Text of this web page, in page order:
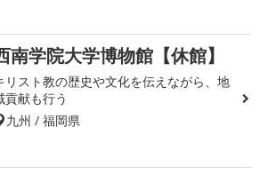
南学院大学博物館【休館】
リスト教の歴史や文化を伝えながら、地
貢献も行う
九州 / 福岡県